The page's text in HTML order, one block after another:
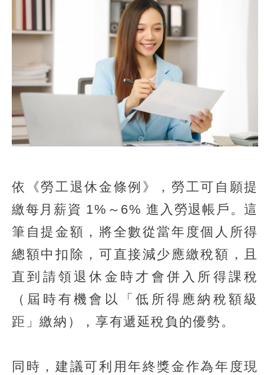
依《勞工退休金條例》，勞工可自願提
繳每月薪資 1%～6% 進入勞退帳戶。這
筆自提金額，將全數從當年度個人所得
總額中扣除，可直接減少應繳稅額，且
直到請領退休金時才會併入所得課稅
（屆時有機會以「低所得應納稅額級
距」繳納），享有遞延稅負的優勢。
同時，建議可利用年終獎金作為年度現